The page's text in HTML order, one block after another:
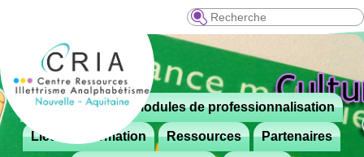
Recherche
Menu
principal
Aller
contenu
 Le CRIA Modules de professionnalisation
Lieux de formation Ressources Partenaires